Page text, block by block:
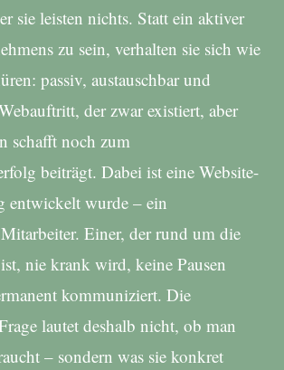
sie leisten nichts. Statt ein aktiver
zu sein, verhalten sie sich wie
passiv, austauschbar und
der zwar existiert, aber
schafft noch zum
beiträgt. Dabei ist eine Website-
entwickelt wurde – ein
Einer, der rund um die
nie krank wird, keine Pausen
kommuniziert. Die
lautet deshalb nicht, ob man
– sondern was sie konkret